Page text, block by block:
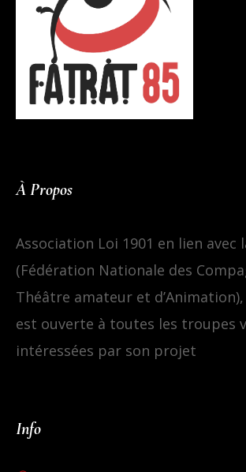
À Propos
Association Loi 1901 en lien avec
(Fédération Nationale des
Théâtre amateur et d’Animation),
est ouverte à toutes les troupes
intéressées par son projet
Info